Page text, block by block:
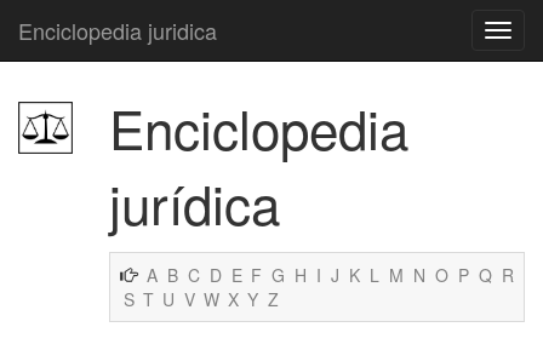
Enciclopedia juridica
Enciclopedia
jurídica
A B C D E F G H I J K L M N O P Q R
S T U V W X Y Z